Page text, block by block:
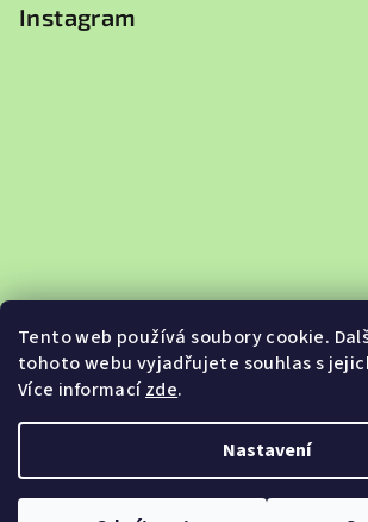
Tento web používá soubory cookie.
tohoto webu vyjadřujete souhlas s
Více informacízde.
Nastavení
Instagram
Sledovat na Instagramu
Jabkobazar.cz